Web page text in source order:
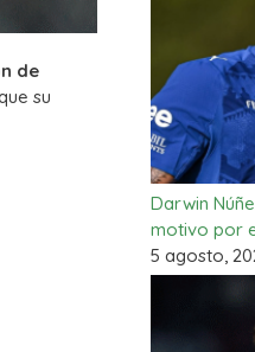
de
su
Darwin
motivo por
5 agosto,